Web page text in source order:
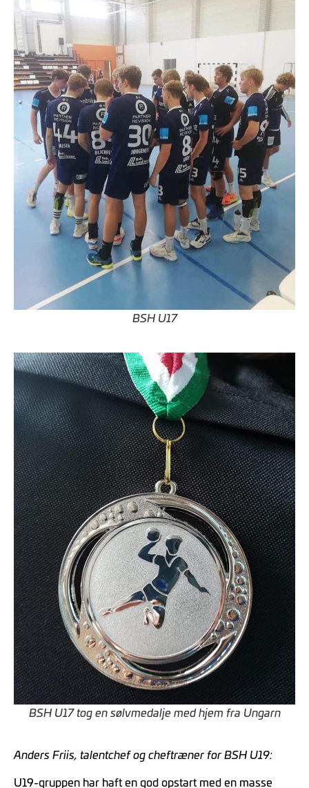
BSH U17
BSH U17 tog en sølvmedalje med hjem fra Ungarn
Anders Friis, talentchef og cheftræner for BSH U19:
U19-gruppen har haft en god opstart med en masse